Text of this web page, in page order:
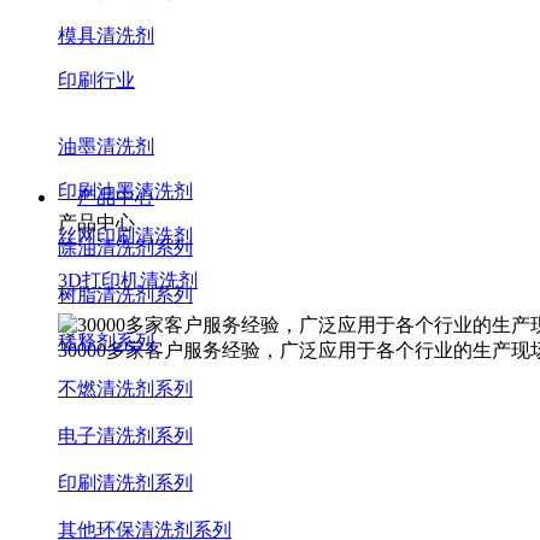
模具清洗剂
印刷行业
油墨清洗剂
印刷油墨清洗剂
丝网印刷清洗剂
3D打印机清洗剂
30000多家客户服务经验，广泛应用于各个行业的生产现
产品中心
产品中心
除油清洗剂系列
树脂清洗剂系列
稀释剂系列
不燃清洗剂系列
电子清洗剂系列
印刷清洗剂系列
其他环保清洗剂系列